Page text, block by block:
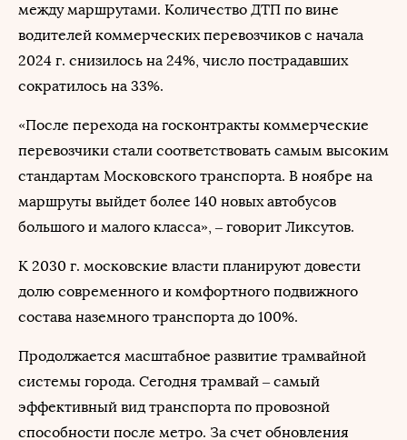
между маршрутами. Количество ДТП по вине
водителей коммерческих перевозчиков с начала
2024 г. снизилось на 24%, число пострадавших
сократилось на 33%.
«После перехода на госконтракты коммерческие
перевозчики стали соответствовать самым высоким
стандартам Московского транспорта. В ноябре на
маршруты выйдет более 140 новых автобусов
большого и малого класса», – говорит Ликсутов.
К 2030 г. московские власти планируют довести
долю современного и комфортного подвижного
состава наземного транспорта до 100%.
Продолжается масштабное развитие трамвайной
системы города. Сегодня трамвай – самый
эффективный вид транспорта по провозной
способности после метро. За счет обновления